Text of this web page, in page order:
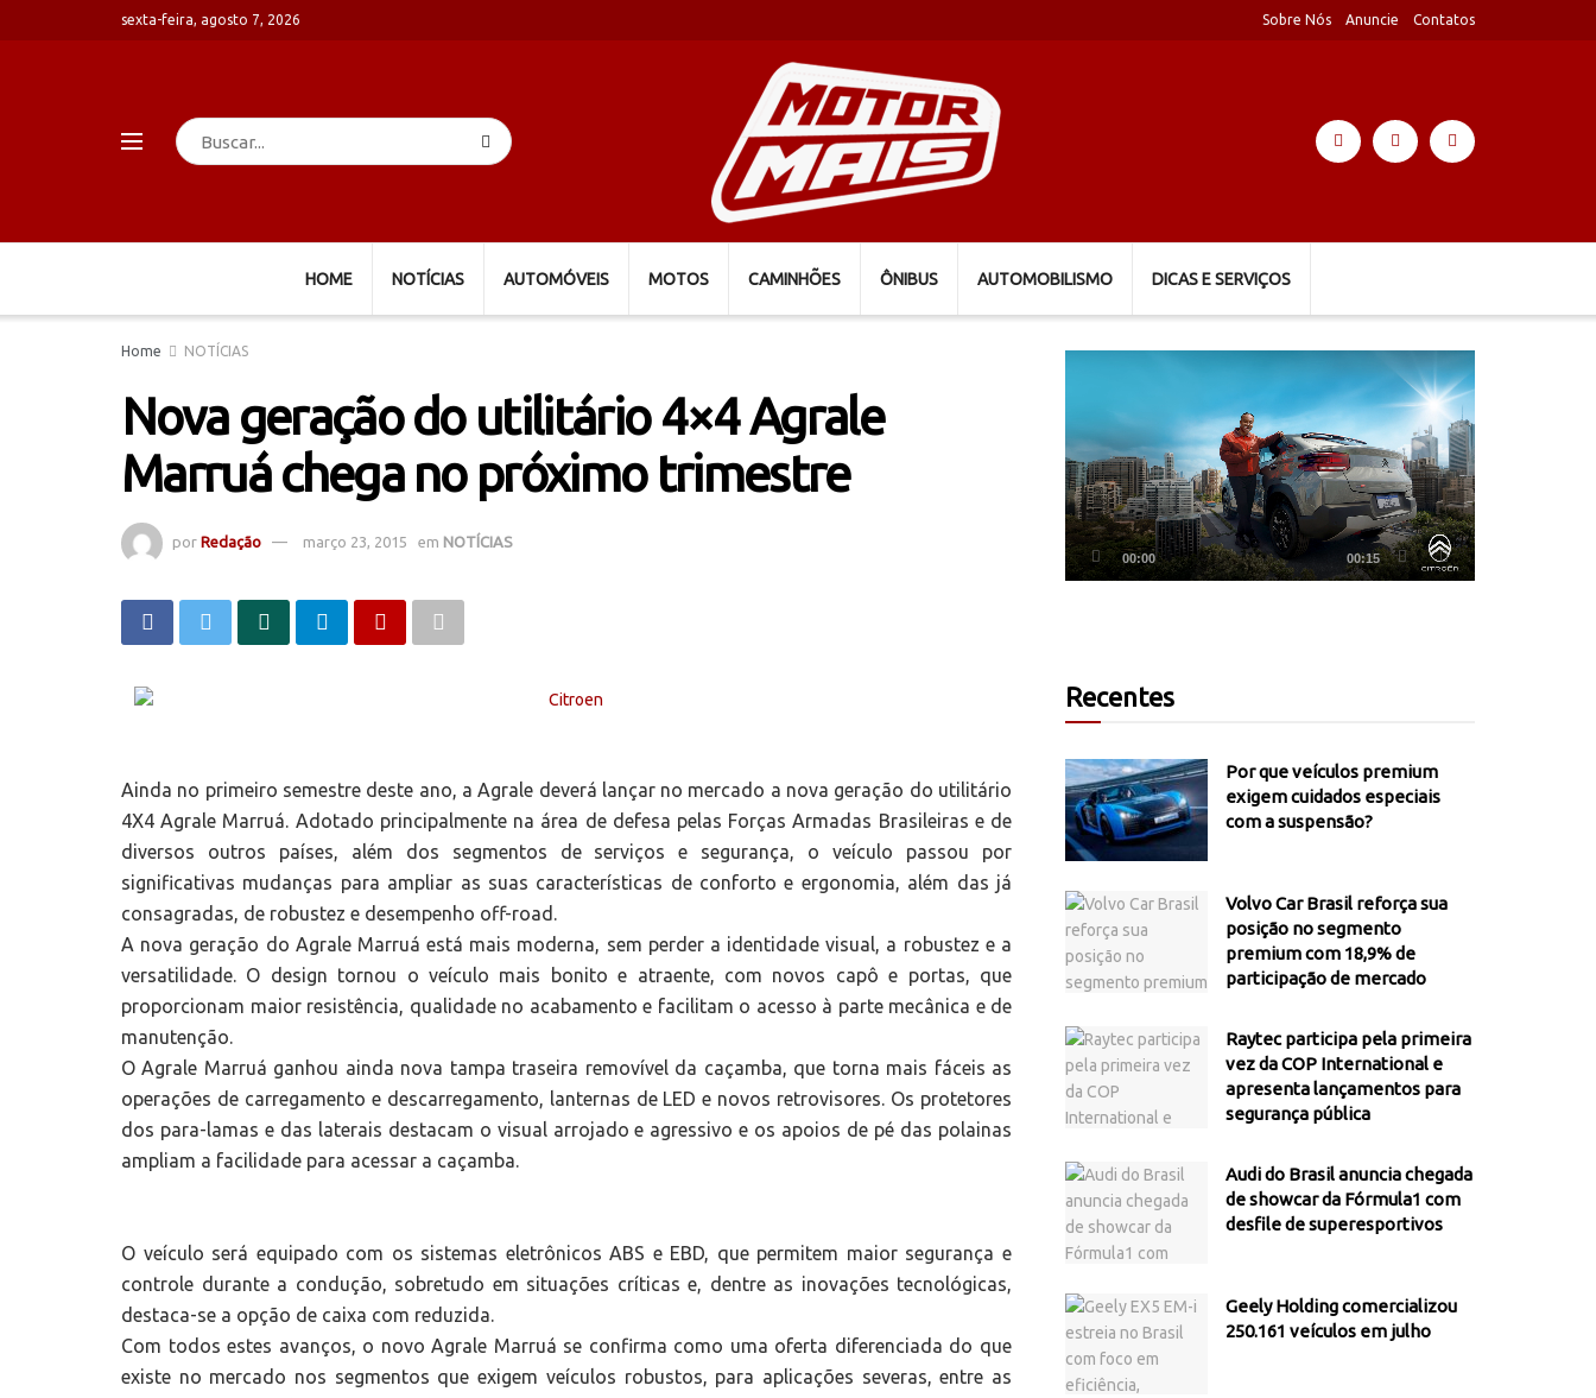
sexta-feira, agosto 7, 2026 Sobre Nós Anuncie Contatos
HOME NOTÍCIAS AUTOMÓVEIS MOTOS CAMINHÕES ÔNIBUS AUTOMOBILISMO DICAS E SERVIÇOS
Home NOTÍCIAS
Nova geração do utilitário 4×4 Agrale
Marruá chega no próximo trimestre
por Redação março 23, 2015 em NOTÍCIAS
Ainda no primeiro semestre deste ano, a Agrale deverá lançar no mercado a nova geração do utilitário
4X4 Agrale Marruá. Adotado principalmente na área de defesa pelas Forças Armadas Brasileiras e de
diversos outros países, além dos segmentos de serviços e segurança, o veículo passou por
significativas mudanças para ampliar as suas características de conforto e ergonomia, além das já
consagradas, de robustez e desempenho off-road.
A nova geração do Agrale Marruá está mais moderna, sem perder a identidade visual, a robustez e a
versatilidade. O design tornou o veículo mais bonito e atraente, com novos capô e portas, que
proporcionam maior resistência, qualidade no acabamento e facilitam o acesso à parte mecânica e de
manutenção.
O Agrale Marruá ganhou ainda nova tampa traseira removível da caçamba, que torna mais fáceis as
operações de carregamento e descarregamento, lanternas de LED e novos retrovisores. Os protetores
dos para-lamas e das laterais destacam o visual arrojado e agressivo e os apoios de pé das polainas
ampliam a facilidade para acessar a caçamba.
O veículo será equipado com os sistemas eletrônicos ABS e EBD, que permitem maior segurança e
controle durante a condução, sobretudo em situações críticas e, dentre as inovações tecnológicas,
destaca-se a opção de caixa com reduzida.
Com todos estes avanços, o novo Agrale Marruá se confirma como uma oferta diferenciada do que
existe no mercado nos segmentos que exigem veículos robustos, para aplicações severas, entre as
00:00 00:15
Recentes
Por que veículos premium
exigem cuidados especiais
com a suspensão?
Volvo Car Brasil reforça sua
posição no segmento
premium com 18,9% de
participação de mercado
Raytec participa pela primeira
vez da COP International e
apresenta lançamentos para
segurança pública
Audi do Brasil anuncia chegada
de showcar da Fórmula1 com
desfile de superesportivos
Geely Holding comercializou
250.161 veículos em julho